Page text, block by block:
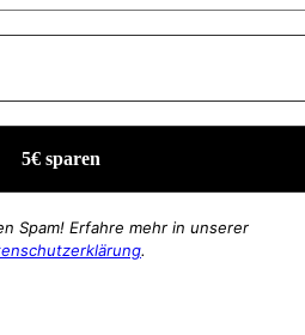
Spam! Erfahre mehr in unserer
.